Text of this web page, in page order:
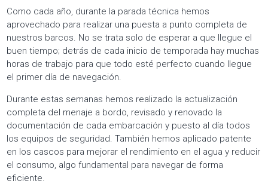
Como cada año, durante la parada técnica hemos
aprovechado para realizar una puesta a punto completa de
nuestros barcos. No se trata solo de esperar a que llegue el
buen tiempo; detrás de cada inicio de temporada hay muchas
horas de trabajo para que todo esté perfecto cuando llegue
el primer día de navegación.
Durante estas semanas hemos realizado la actualización
completa del menaje a bordo, revisado y renovado la
documentación de cada embarcación y puesto al día todos
los equipos de seguridad. También hemos aplicado patente
en los cascos para mejorar el rendimiento en el agua y reducir
el consumo, algo fundamental para navegar de forma
eficiente.